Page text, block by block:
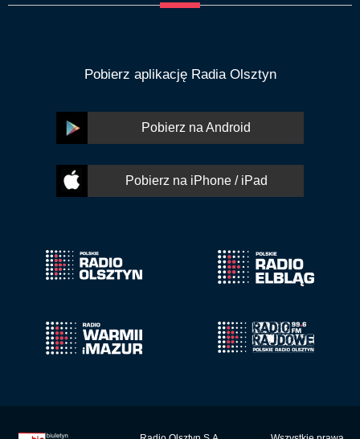
Pobierz aplikację Radia Olsztyn
Pobierz na Android
Pobierz na iPhone / iPad